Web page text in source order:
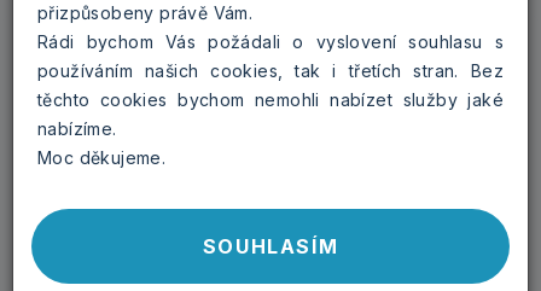
přizpůsobeny právě Vám.
Rádi bychom Vás požádali o vyslovení souhlasu s
používáním našich cookies, tak i třetích stran. Bez
těchto cookies bychom nemohli nabízet služby jaké
nabízíme.
Moc děkujeme.
SOUHLASÍM
12 stran (každá další
strana +5 Kč)
navyšovat počet stran je
vždy možné pouze po 4
stranách z důvodu
technologického zpracování
-